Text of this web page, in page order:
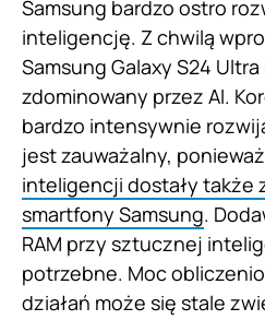
Samsung bardzo ostro
inteligencję. Z chwilą
Samsung Galaxy S24
zdominowany przez AI.
bardzo intensywnie
jest zauważalny, ponieważ
inteligencji dostały także
smartfony Samsung.
RAM przy sztucznej
potrzebne. Moc
działań może się stale